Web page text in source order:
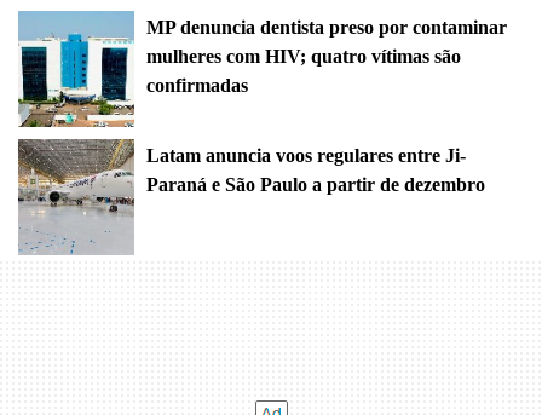
MP denuncia dentista preso por contaminar
mulheres com HIV; quatro vítimas são
confirmadas
Latam anuncia voos regulares entre Ji-
Paraná e São Paulo a partir de dezembro